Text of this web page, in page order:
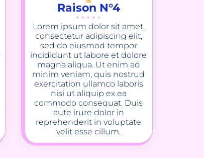
Raison N°4
Lorem ipsum dolor sit amet,
consectetur adipiscing elit,
sed do eiusmod tempor
incididunt ut labore et dolore
magna aliqua. Ut enim ad
minim veniam, quis nostrud
exercitation ullamco laboris
nisi ut aliquip ex ea
commodo consequat. Duis
aute irure dolor in
reprehenderit in voluptate
velit esse cillum.